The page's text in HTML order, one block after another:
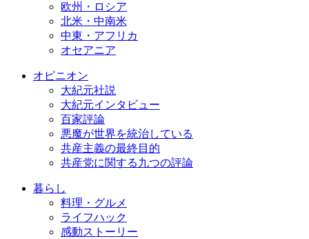
欧州・ロシア
北米・中南米
中東・アフリカ
オセアニア
オピニオン
大紀元社説
大紀元インタビュー
百家評論
悪魔が世界を統治している
共産主義の最終目的
共産党に関する九つの評論
暮らし
料理・グルメ
ライフハック
感動ストーリー